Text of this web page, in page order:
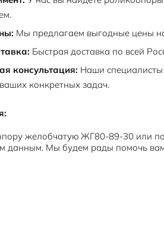
Мы предлагаем выгодные цены
Быстрая доставка по всей
консультация: Наши
конкретных задач.
желобчатую ЖГ80-89-30 или
данным. Мы будем рады помочь